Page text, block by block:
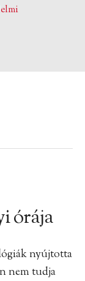
órája
nyújtotta
nem tudja